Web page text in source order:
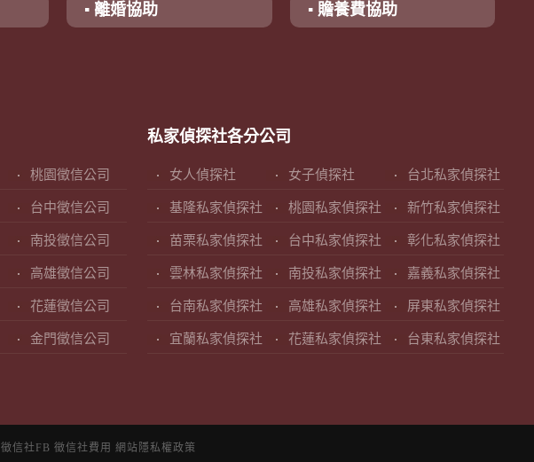
▪ 離婚協助 ▪ 贍養費協助
桃園徵信公司
台中徵信公司
南投徵信公司
高雄徵信公司
花蓮徵信公司
金門徵信公司
私家偵探社各分公司
女人偵探社 女子偵探社 台北私家偵探社
基隆私家偵探社 桃園私家偵探社 新竹私家偵探社
苗栗私家偵探社 台中私家偵探社 彰化私家偵探社
雲林私家偵探社 南投私家偵探社 嘉義私家偵探社
台南私家偵探社 高雄私家偵探社 屏東私家偵探社
宜蘭私家偵探社 花蓮私家偵探社 台東私家偵探社
徵信社FB 徵信社費用 網站隱私權政策